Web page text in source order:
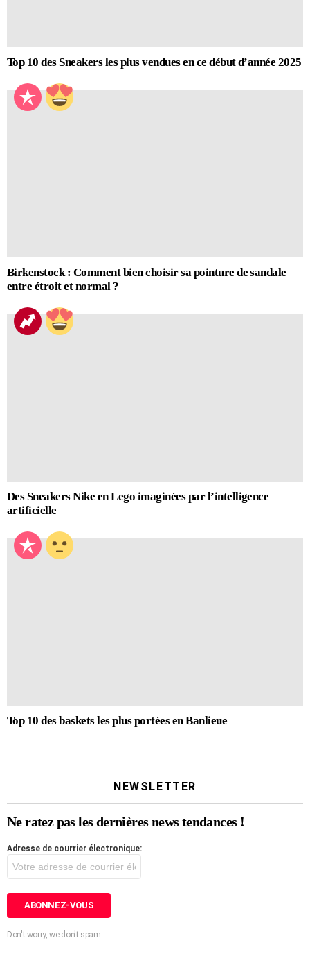
Top 10 des Sneakers les plus vendues en ce début d’année 2025
Birkenstock : Comment bien choisir sa pointure de sandale
entre étroit et normal ?
Des Sneakers Nike en Lego imaginées par l’intelligence
artificielle
Top 10 des baskets les plus portées en Banlieue
NEWSLETTER
Ne ratez pas les dernières news tendances !
Adresse de courrier électronique:
Don't worry, we don't spam